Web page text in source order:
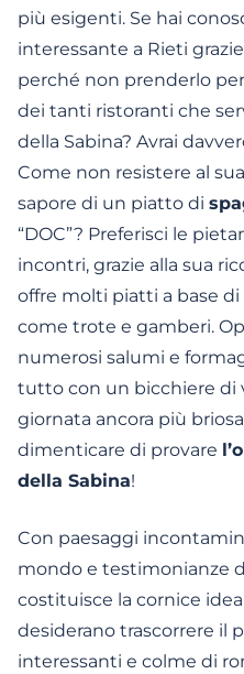
più esigenti. Se hai
interessante a Rieti
perché non prenderlo
dei tanti ristoranti che
della Sabina? Avrai
Come non resistere al
sapore di un piatto di
“DOC”? Preferisci le
incontri, grazie alla sua
offre molti piatti a base di
come trote e gamberi.
numerosi salumi e
tutto con un bicchiere di
giornata ancora più
dimenticare di provare
della Sabina!
Con paesaggi
mondo e testimonianze
costituisce la cornice
desiderano trascorrere il
interessanti e colme di